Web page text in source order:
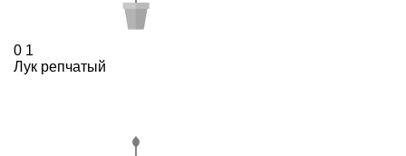
0 1
Лук репчатый